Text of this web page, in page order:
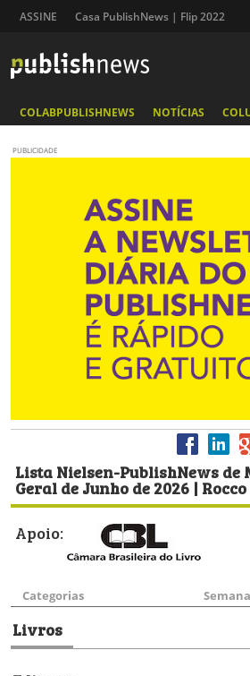
ASSINE Casa PublishNews | Flip 2022
COLABPUBLISHNEWS NOTÍCIAS
PUBLICIDADE
Lista Nielsen-PublishNews de
Geral de Junho de 2026 | Rocco
Apoio:
Categorias
Livros